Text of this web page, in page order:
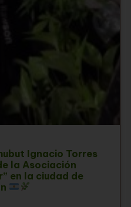
Ignacio Torres
la Asociación
en la ciudad de